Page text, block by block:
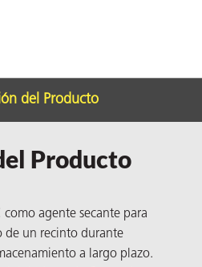
del Producto
Producto
como agente secante para
de un recinto durante
a largo plazo.